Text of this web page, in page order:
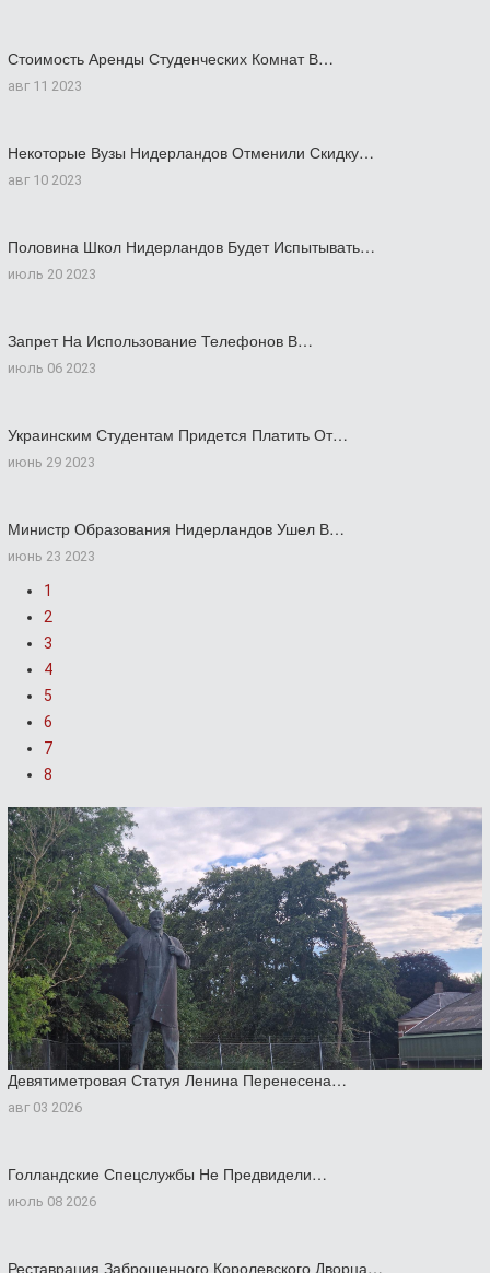
Стоимость Аренды Студенческих Комнат В…
авг 11 2023
Некоторые Вузы Нидерландов Отменили Скидку…
авг 10 2023
Половина Школ Нидерландов Будет Испытывать…
июль 20 2023
Запрет На Использование Телефонов В…
июль 06 2023
Украинским Студентам Придется Платить От…
июнь 29 2023
Министр Образования Нидерландов Ушел В…
июнь 23 2023
1
2
3
4
5
6
7
8
Девятиметровая Статуя Ленина Перенесена…
авг 03 2026
Голландские Спецслужбы Не Предвидели…
июль 08 2026
Реставрация Заброшенного Королевского Дворца…